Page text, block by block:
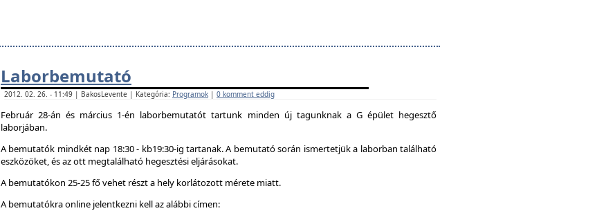
Laborbemutató
2012. 02. 26. - 11:49 | BakosLevente | Kategória: Programok | 0 komment eddig
Február 28-án és március 1-én laborbemutatót tartunk minden új tagunknak a G épület hegesztő
laborjában.
A bemutatók mindkét nap 18:30 - kb19:30-ig tartanak. A bemutató során ismertetjük a laborban található
eszközöket, és az ott megtalálható hegesztési eljárásokat.
A bemutatókon 25-25 fő vehet részt a hely korlátozott mérete miatt.
A bemutatókra online jelentkezni kell az alábbi címen: